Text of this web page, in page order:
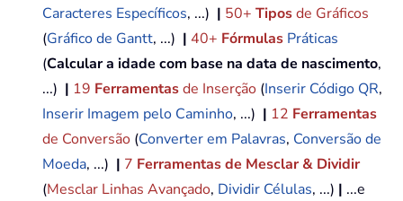
Caracteres Específicos, ...) | 50+ Tiposde Gráficos
(Gráfico de Gantt, ...) | 40+ Fórmulas Práticas
(Calcular a idade com base na data de nascimento,
...) | 19 Ferramentasde Inserção (Inserir Código QR,
Inserir Imagem pelo Caminho, ...) | 12 Ferramentas
de Conversão (Converter em Palavras, Conversão de
Moeda, ...) | 7 Ferramentas de Mesclar & Dividir
(Mesclar Linhas Avançado, Dividir Células, ...) | ...e